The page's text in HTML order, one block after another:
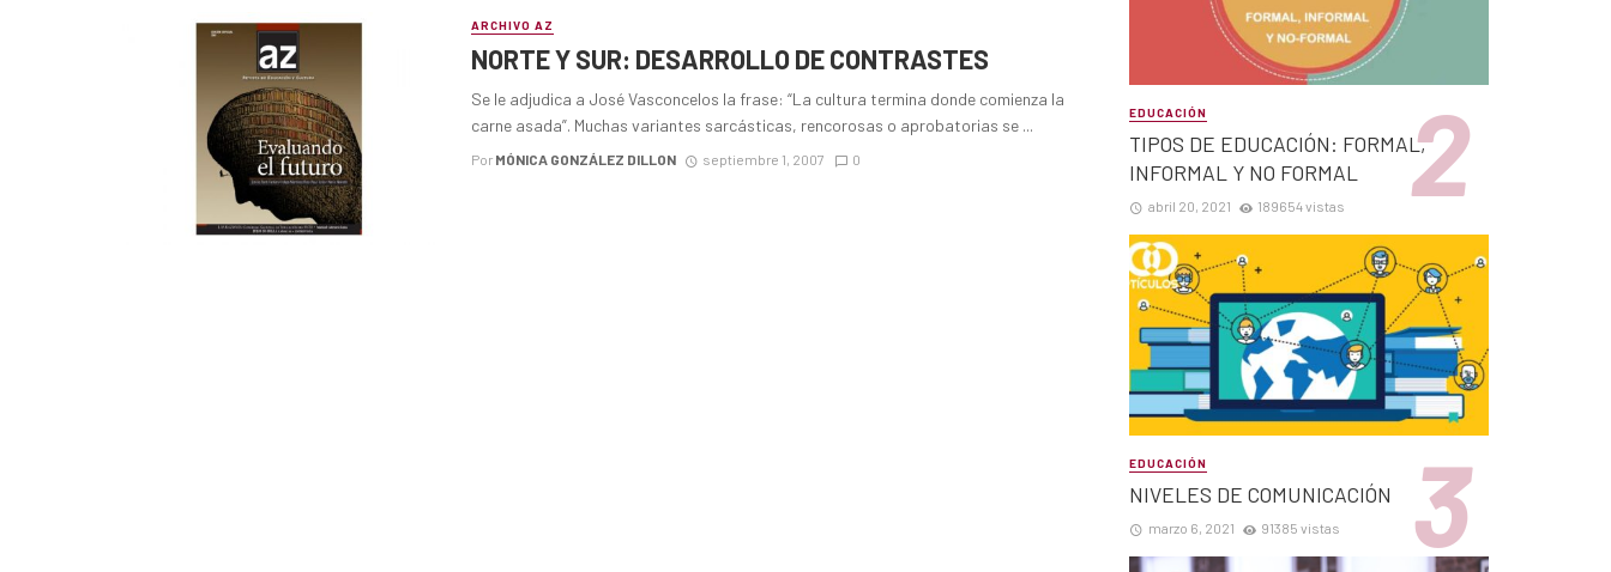
ARCHIVO AZ
NORTE Y SUR: DESARROLLO DE CONTRASTES
Se le adjudica a José Vasconcelos la frase: “La cultura termina donde comienza la
carne asada”. Muchas variantes sarcásticas, rencorosas o aprobatorias se ...
Por MÓNICA GONZÁLEZ DILLON septiembre 1, 2007 0
EDUCACIÓN
TIPOS DE EDUCACIÓN: FORMAL,
INFORMAL Y NO FORMAL
abril 20, 2021 189654 vistas
EDUCACIÓN
NIVELES DE COMUNICACIÓN
marzo 6, 2021 91385 vistas